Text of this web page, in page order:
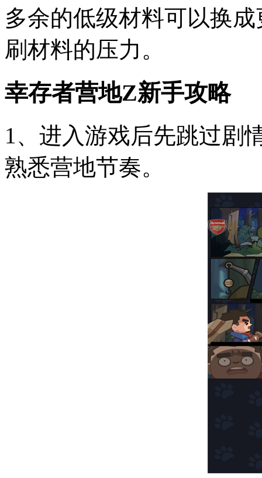
多余的低级材料可以换
刷材料的压力。
幸存者营地Z新手攻略
1、进入游戏后先跳过剧
熟悉营地节奏。